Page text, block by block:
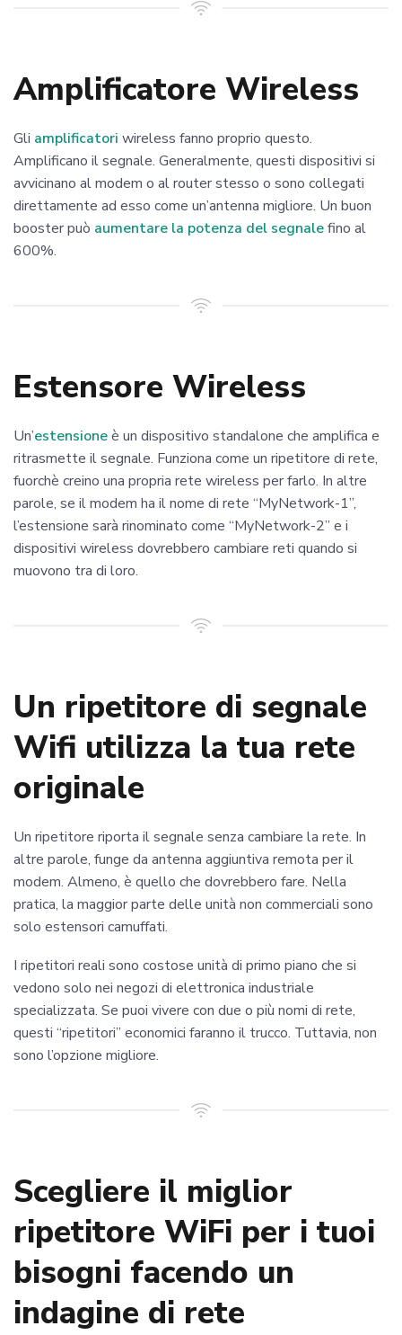
Amplificatore Wireless
Gli amplificatori wireless fanno proprio questo.
Amplificano il segnale. Generalmente, questi dispositivi si
avvicinano al modem o al router stesso o sono collegati
direttamente ad esso come un’antenna migliore. Un buon
booster può aumentare la potenza del segnalefino al
600%.
Estensore Wireless
Un’estensioneè un dispositivo standalone che amplifica e
ritrasmette il segnale. Funziona come un ripetitore di rete,
fuorchè creino una propria rete wireless per farlo. In altre
parole, se il modem ha il nome di rete “MyNetwork-1”,
l’estensione sarà rinominato come “MyNetwork-2” e i
dispositivi wireless dovrebbero cambiare reti quando si
muovono tra di loro.
Un ripetitore di segnale
Wifi utilizza la tua rete
originale
Un ripetitore riporta il segnale senza cambiare la rete. In
altre parole, funge da antenna aggiuntiva remota per il
modem. Almeno, è quello che dovrebbero fare. Nella
pratica, la maggior parte delle unità non commerciali sono
solo estensori camuffati.
I ripetitori reali sono costose unità di primo piano che si
vedono solo nei negozi di elettronica industriale
specializzata. Se puoi vivere con due o più nomi di rete,
questi “ripetitori” economici faranno il trucco. Tuttavia, non
sono l’opzione migliore.
Scegliere il miglior
ripetitore WiFi per i tuoi
bisogni facendo un
indagine di rete